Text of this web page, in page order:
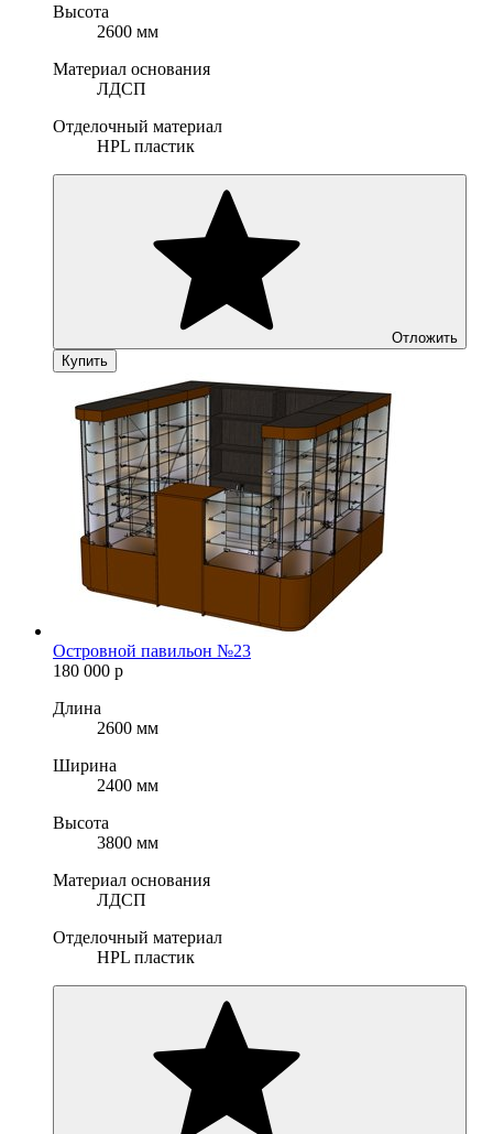
Высота
2600 мм
Материал основания
ЛДСП
Отделочный материал
HPL пластик
Отложить
Купить
Островной павильон №23
180 000 р
Длина
2600 мм
Ширина
2400 мм
Высота
3800 мм
Материал основания
ЛДСП
Отделочный материал
HPL пластик